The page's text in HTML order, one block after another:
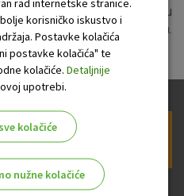
do 3:00 sata mogući su
Kontakt centra.
banke
korisničko iskustvo i
Postavke kolačića
postavke kolačića" te
kolačiće. Detaljnije
upotrebi.
kolačiće
nužne kolačiće